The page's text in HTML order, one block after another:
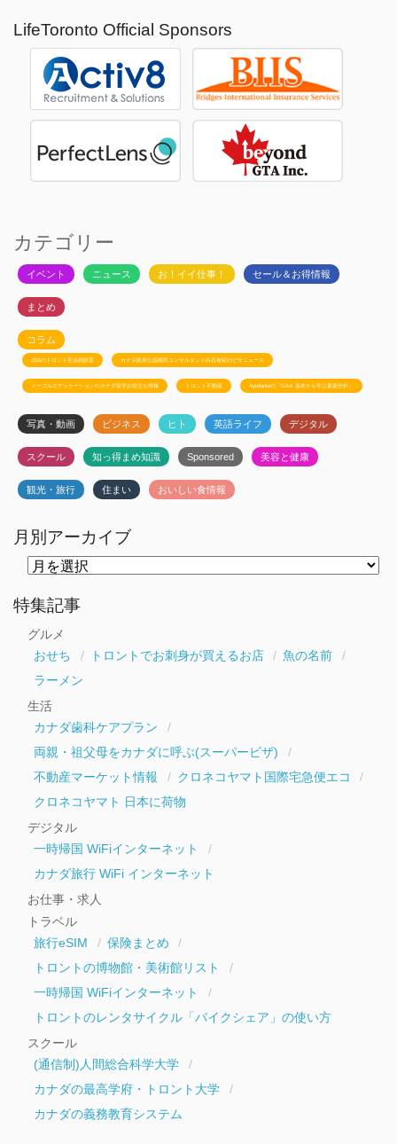
LifeToronto Official Sponsors
カテゴリー
イベント ニュース お！イイ仕事！ セール＆お得情報
まとめ
コラム
JSSのトロント生活相談室 カナダ政府公認移民コンサルタント白石有紀のビザニュース
メープルエデュケーションのカナダ留学お役立ち情報 トロント不動産 Ayudanteの「GA4: 基本から学ぶ最新分析」
写真・動画 ビジネス ヒト 英語ライフ デジタル
スクール 知っ得まめ知識 Sponsored 美容と健康
観光・旅行 住まい おいしい食情報
月別アーカイブ
ー
カ
特集記事
グルメ
おせち
トロントでお刺身が買えるお店
魚の名前
ラーメン
生活
カナダ歯科ケアプラン
両親・祖父母をカナダに呼ぶ(スーパービザ)
不動産マーケット情報
クロネコヤマト国際宅急便エコ
クロネコヤマト 日本に荷物
デジタル
一時帰国 WiFiインターネット
カナダ旅行 WiFi インターネット
お仕事・求人
トラベル
旅行eSIM
保険まとめ
トロントの博物館・美術館リスト
一時帰国 WiFiインターネット
トロントのレンタサイクル「バイクシェア」の使い方
スクール
(通信制)人間総合科学大学
カナダの最高学府・トロント大学
カナダの義務教育システム